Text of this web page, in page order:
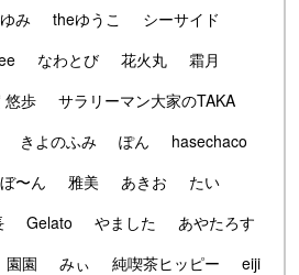
み theゆうこ
シーサイド
なわとび 花火丸
霜月
悠歩
サラリーマン大家のTAKA
きよのふみ ぽん
hasechaco
〜ん 雅美 あきお
たい
Gelato やました
あやたろす
園園 みぃ 純喫茶ヒッピー
eiji